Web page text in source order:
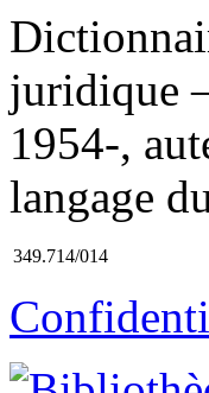
juridique
1954-,
langage
349.714/014